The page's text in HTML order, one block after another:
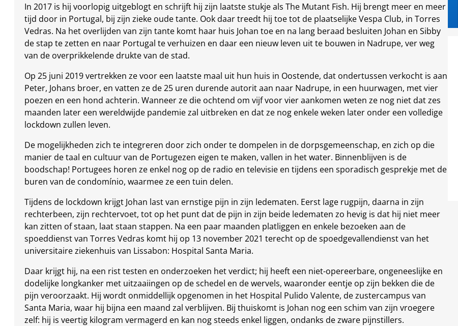
In 2017 is hij voorlopig uitgeblogt en schrijft hij zijn laatste stukje als The Mutant Fish. Hij brengt meer en meer
tijd door in Portugal, bij zijn zieke oude tante. Ook daar treedt hij toe tot de plaatselijke Vespa Club, in Torres
Vedras. Na het overlijden van zijn tante komt haar huis Johan toe en na lang beraad besluiten Johan en Sibby
de stap te zetten en naar Portugal te verhuizen en daar een nieuw leven uit te bouwen in Nadrupe, ver weg
van de overprikkelende drukte van de stad.
Op 25 juni 2019 vertrekken ze voor een laatste maal uit hun huis in Oostende, dat ondertussen verkocht is aan
Peter, Johans broer, en vatten ze de 25 uren durende autorit aan naar Nadrupe, in een huurwagen, met vier
poezen en een hond achterin. Wanneer ze die ochtend om vijf voor vier aankomen weten ze nog niet dat zes
maanden later een wereldwijde pandemie zal uitbreken en dat ze nog enkele weken later onder een volledige
lockdown zullen leven.
De mogelijkheden zich te integreren door zich onder te dompelen in de dorpsgemeenschap, en zich op die
manier de taal en cultuur van de Portugezen eigen te maken, vallen in het water. Binnenblijven is de
boodschap! Portugees horen ze enkel nog op de radio en televisie en tijdens een sporadisch gesprekje met de
buren van de condomínio, waarmee ze een tuin delen.
Tijdens de lockdown krijgt Johan last van ernstige pijn in zijn ledematen. Eerst lage rugpijn, daarna in zijn
rechterbeen, zijn rechtervoet, tot op het punt dat de pijn in zijn beide ledematen zo hevig is dat hij niet meer
kan zitten of staan, laat staan stappen. Na een paar maanden platliggen en enkele bezoeken aan de
spoeddienst van Torres Vedras komt hij op 13 november 2021 terecht op de spoedgevallendienst van het
universitaire ziekenhuis van Lissabon: Hospital Santa Maria.
Daar krijgt hij, na een rist testen en onderzoeken het verdict; hij heeft een niet-opereerbare, ongeneeslijke en
dodelijke longkanker met uitzaaiingen op de schedel en de wervels, waaronder eentje op zijn bekken die de
pijn veroorzaakt. Hij wordt onmiddellijk opgenomen in het Hospital Pulido Valente, de zustercampus van
Santa Maria, waar hij bijna een maand zal verblijven. Bij thuiskomt is Johan nog een schim van zijn vroegere
zelf: hij is veertig kilogram vermagerd en kan nog steeds enkel liggen, ondanks de zware pijnstillers.